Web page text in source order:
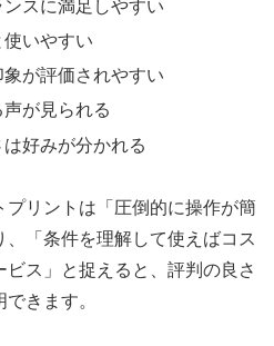
スに満足しやすい
いやすい
が評価されやすい
が見られる
好みが分かれる
プリントは「圧倒的に操作が簡
「条件を理解して使えばコス
ビス」と捉えると、評判の良さ
きます。